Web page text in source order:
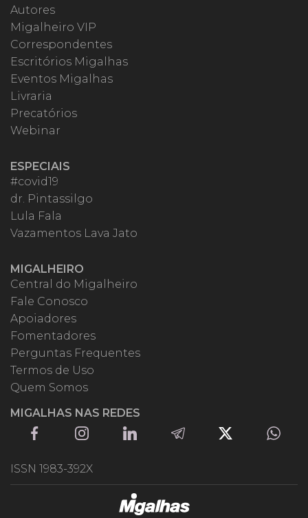
Autores
Migalheiro VIP
Correspondentes
Escritórios Migalhas
Eventos Migalhas
Livraria
Precatórios
Webinar
ESPECIAIS
#covid19
dr. Pintassilgo
Lula Fala
Vazamentos Lava Jato
MIGALHEIRO
Central do Migalheiro
Fale Conosco
Apoiadores
Fomentadores
Perguntas Frequentes
Termos de Uso
Quem Somos
MIGALHAS NAS REDES
ISSN 1983-392X